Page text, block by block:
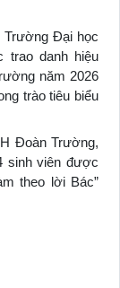
Trường Đại học
trao danh hiệu
năm 2026
trào tiêu biểu
Đoàn Trường,
sinh viên được
theo lời Bác”